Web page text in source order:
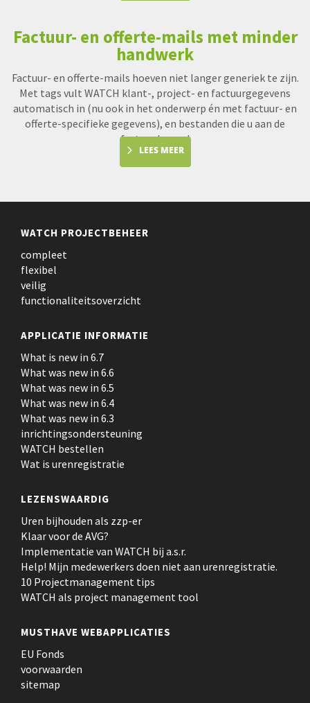
Factuur- en offerte-mails met minder
handwerk
Factuur- en offerte-mails hoeven niet langer generiek te zijn.
Met tags vult WATCH klant-, project- en factuurgegevens
automatisch in (nu ook in het onderwerp én met factuur- en
offerte-specifieke gegevens), en bestanden die u aan de
factuur koppel
LEES MEER
WATCH PROJECTBEHEER
compleet
flexibel
veilig
functionaliteitsoverzicht
APPLICATIE INFORMATIE
What is new in 6.7
What was new in 6.6
What was new in 6.5
What was new in 6.4
What was new in 6.3
inrichtingsondersteuning
WATCH bestellen
Wat is urenregistratie
LEZENSWAARDIG
Uren bijhouden als zzp-er
Klaar voor de AVG?
Implementatie van WATCH bij a.s.r.
Help! Mijn medewerkers doen niet aan urenregistratie.
10 Projectmanagement tips
WATCH als project management tool
MUSTHAVE WEBAPPLICATIES
EU Fonds
voorwaarden
sitemap